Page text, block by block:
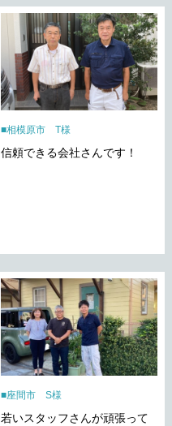
相模原市 T様
信頼できる会社さんです！
座間市 S様
若いスタッフさんが頑張って